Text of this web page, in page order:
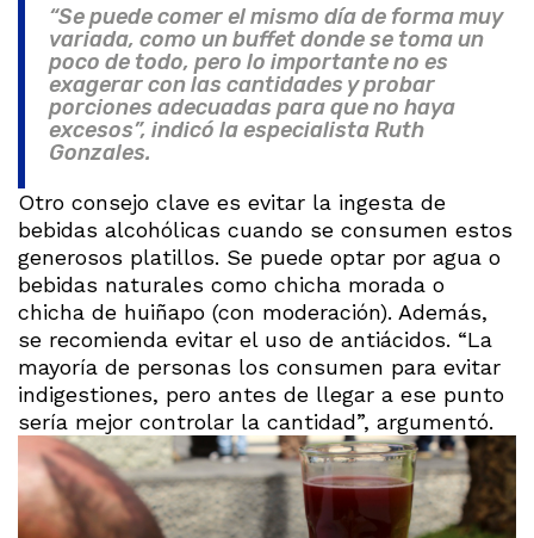
“Se puede comer el mismo día de forma muy
variada, como un buffet donde se toma un
poco de todo, pero lo importante no es
exagerar con las cantidades y probar
porciones adecuadas para que no haya
excesos”, indicó la especialista Ruth
Gonzales.
Otro consejo clave es evitar la ingesta de
bebidas alcohólicas cuando se consumen estos
generosos platillos. Se puede optar por agua o
bebidas naturales como chicha morada o
chicha de huiñapo (con moderación). Además,
se recomienda evitar el uso de antiácidos. “La
mayoría de personas los consumen para evitar
indigestiones, pero antes de llegar a ese punto
sería mejor controlar la cantidad”, argumentó.